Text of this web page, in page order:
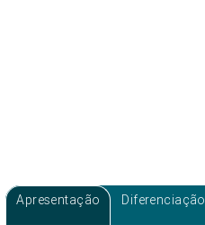
Apresentação Diferenciação